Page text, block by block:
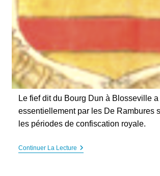
Le fief dit du Bourg Dun à Blosseville a
essentiellement par les De Rambures
les périodes de confiscation royale.
Continuer La LectureBlosseville